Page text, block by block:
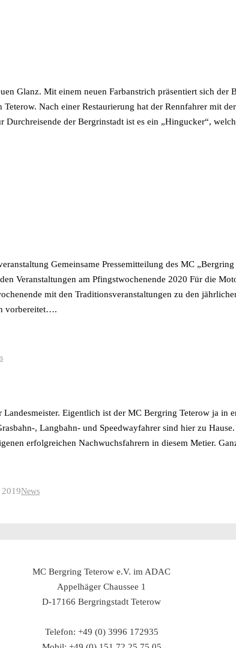
Glanz. Mit einem neuen Farbanstrich präsentiert sich der
Nach einer Restaurierung hat der Rennfahrer mit
Durchreisende der Bergrinstadt ist es ein „Hingucker“,
Gemeinsame Pressemitteilung des MC
Veranstaltungen am Pfingstwochenende 2020 Für die
mit den Traditionsveranstaltungen zu den
vorbereitet….
Landesmeister. Eigentlich ist der MC Bergring Teterow ja in
, Langbahn- und Speedwayfahrer sind hier zu
erfolgreichen Nachwuchsfahrern in diesem Metier.
2019News
MC Bergring Teterow e.V. im ADAC
Appelhäger Chaussee 1
D-17166 Bergringstadt Teterow
Telefon: +49 (0) 3996 172935